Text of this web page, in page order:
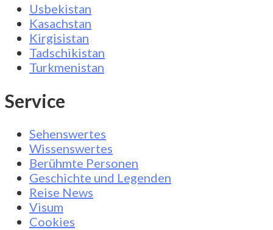
Usbekistan
Kasachstan
Kirgisistan
Tadschikistan
Turkmenistan
Service
Sehenswertes
Wissenswertes
Berühmte Personen
Geschichte und Legenden
Reise News
Visum
Cookies